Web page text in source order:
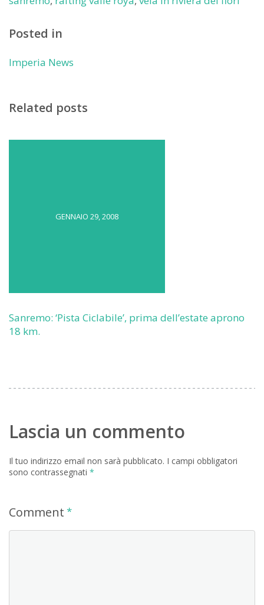
Posted in
Imperia News
Related posts
GENNAIO 29, 2008
Sanremo: ‘Pista Ciclabile’, prima dell’estate aprono
18 km.
Lascia un commento
Il tuo indirizzo email non sarà pubblicato. I campi obbligatori
sono contrassegnati *
Comment *